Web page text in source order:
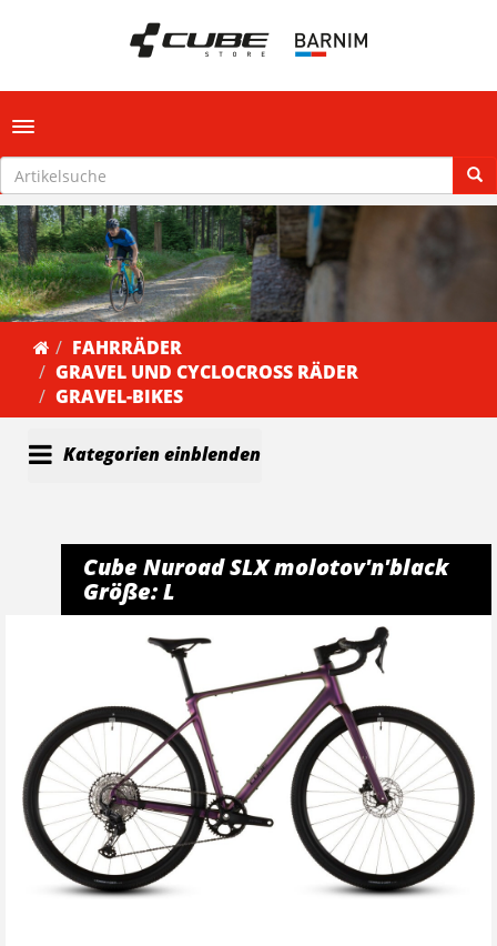
Toggle navigation
FAHRRÄDER
GRAVEL UND CYCLOCROSS RÄDER
GRAVEL-BIKES
Kategorien einblenden
Cube Nuroad SLX molotov'n'black
Größe: L